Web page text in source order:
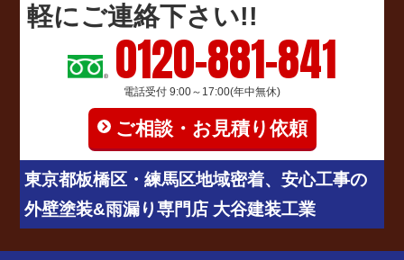
軽にご連絡下さい!!
0120-881-841
電話受付 9:00～17:00(年中無休)
ご相談・お見積り依頼
東京都板橋区・練馬区地域密着、安心工事の
外壁塗装&雨漏り専門店 大谷建装工業